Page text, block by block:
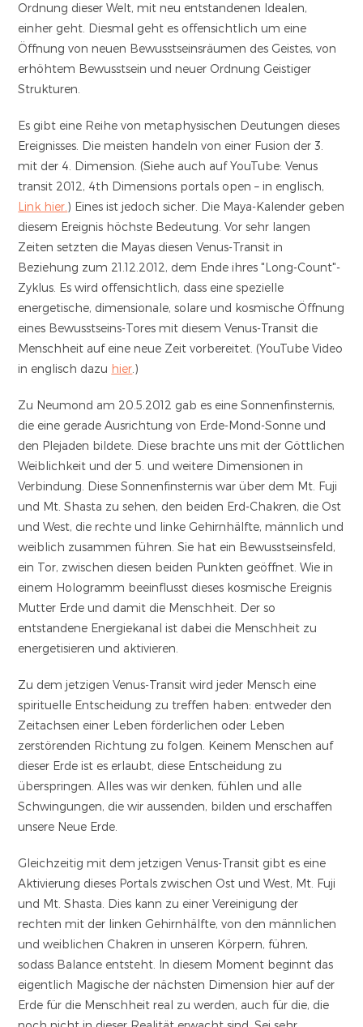
Ordnung dieser Welt, mit neu entstandenen Idealen,
einher geht. Diesmal geht es offensichtlich um eine
Öffnung von neuen Bewusstseinsräumen des Geistes, von
erhöhtem Bewusstsein und neuer Ordnung Geistiger
Strukturen.
Es gibt eine Reihe von metaphysischen Deutungen dieses
Ereignisses. Die meisten handeln von einer Fusion der 3.
mit der 4. Dimension. (Siehe auch auf YouTube: Venus
transit 2012, 4th Dimensions portals open – in englisch,
Link hier. ) Eines ist jedoch sicher. Die Maya-Kalender geben
diesem Ereignis höchste Bedeutung. Vor sehr langen
Zeiten setzten die Mayas diesen Venus-Transit in
Beziehung zum 21.12.2012, dem Ende ihres "Long-Count"-
Zyklus. Es wird offensichtlich, dass eine spezielle
energetische, dimensionale, solare und kosmische Öffnung
eines Bewusstseins-Tores mit diesem Venus-Transit die
Menschheit auf eine neue Zeit vorbereitet. (YouTube Video
in englisch dazu hier .)
Zu Neumond am 20.5.2012 gab es eine Sonnenfinsternis,
die eine gerade Ausrichtung von Erde-Mond-Sonne und
den Plejaden bildete. Diese brachte uns mit der Göttlichen
Weiblichkeit und der 5. und weitere Dimensionen in
Verbindung. Diese Sonnenfinsternis war über dem Mt. Fuji
und Mt. Shasta zu sehen, den beiden Erd-Chakren, die Ost
und West, die rechte und linke Gehirnhälfte, männlich und
weiblich zusammen führen. Sie hat ein Bewusstseinsfeld,
ein Tor, zwischen diesen beiden Punkten geöffnet. Wie in
einem Hologramm beeinflusst dieses kosmische Ereignis
Mutter Erde und damit die Menschheit. Der so
entstandene Energiekanal ist dabei die Menschheit zu
energetisieren und aktivieren.
Zu dem jetzigen Venus-Transit wird jeder Mensch eine
spirituelle Entscheidung zu treffen haben: entweder den
Zeitachsen einer Leben förderlichen oder Leben
zerstörenden Richtung zu folgen. Keinem Menschen auf
dieser Erde ist es erlaubt, diese Entscheidung zu
überspringen. Alles was wir denken, fühlen und alle
Schwingungen, die wir aussenden, bilden und erschaffen
unsere Neue Erde.
Gleichzeitig mit dem jetzigen Venus-Transit gibt es eine
Aktivierung dieses Portals zwischen Ost und West, Mt. Fuji
und Mt. Shasta. Dies kann zu einer Vereinigung der
rechten mit der linken Gehirnhälfte, von den männlichen
und weiblichen Chakren in unseren Körpern, führen,
sodass Balance entsteht. In diesem Moment beginnt das
eigentlich Magische der nächsten Dimension hier auf der
Erde für die Menschheit real zu werden, auch für die, die